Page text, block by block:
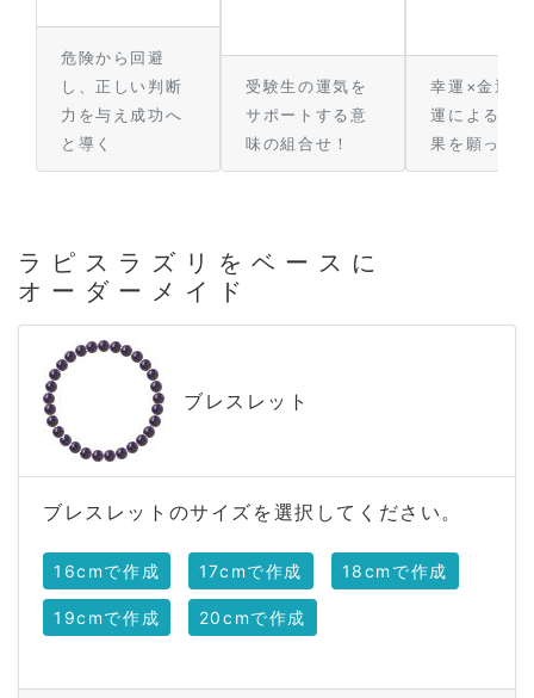
危険から回避
し、正しい判断
力を与え成功へ
と導く
受験生の運気を
サポートする意
味の組合せ！
幸運×金運×
運による相
果を願って。
ラピスラズリをベースに
オーダーメイド
ブレスレット
ブレスレットのサイズを選択してください。
16cmで作成 17cmで作成 18cmで作成
19cmで作成 20cmで作成